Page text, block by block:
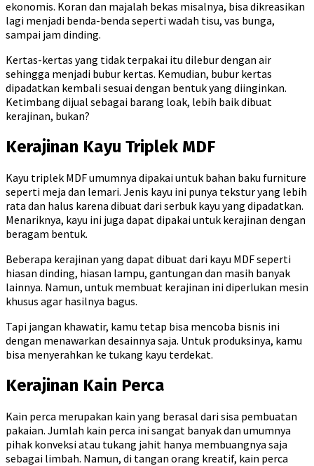
ekonomis. Koran dan majalah bekas misalnya, bisa dikreasikan
lagi menjadi benda-benda seperti wadah tisu, vas bunga,
sampai jam dinding.
Kertas-kertas yang tidak terpakai itu dilebur dengan air
sehingga menjadi bubur kertas. Kemudian, bubur kertas
dipadatkan kembali sesuai dengan bentuk yang diinginkan.
Ketimbang dijual sebagai barang loak, lebih baik dibuat
kerajinan, bukan?
Kerajinan Kayu Triplek MDF
Kayu triplek MDF umumnya dipakai untuk bahan baku furniture
seperti meja dan lemari. Jenis kayu ini punya tekstur yang lebih
rata dan halus karena dibuat dari serbuk kayu yang dipadatkan.
Menariknya, kayu ini juga dapat dipakai untuk kerajinan dengan
beragam bentuk.
Beberapa kerajinan yang dapat dibuat dari kayu MDF seperti
hiasan dinding, hiasan lampu, gantungan dan masih banyak
lainnya. Namun, untuk membuat kerajinan ini diperlukan mesin
khusus agar hasilnya bagus.
Tapi jangan khawatir, kamu tetap bisa mencoba bisnis ini
dengan menawarkan desainnya saja. Untuk produksinya, kamu
bisa menyerahkan ke tukang kayu terdekat.
Kerajinan Kain Perca
Kain perca merupakan kain yang berasal dari sisa pembuatan
pakaian. Jumlah kain perca ini sangat banyak dan umumnya
pihak konveksi atau tukang jahit hanya membuangnya saja
sebagai limbah. Namun, di tangan orang kreatif, kain perca